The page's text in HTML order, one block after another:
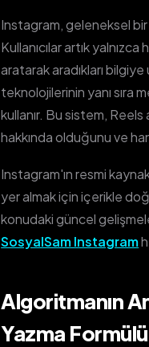
Instagram, geleneksel
Kullanıcılar artık
aratarak aradıkları
teknolojilerinin yanı sıra
kullanır. Bu sistem,
hakkında olduğunu ve
Instagram'ın resmi
yer almak için içerikle
konudaki güncel
SosyalSam Instagram
Algoritmanın
Yazma Formülü